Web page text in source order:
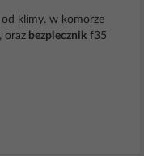
klimy. w komorze
oraz bezpiecznik f35